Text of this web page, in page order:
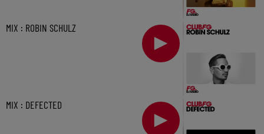
MIX : ROBIN SCHULZ
MIX : DEFECTED